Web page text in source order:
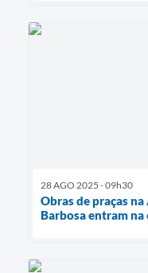
28 AGO 2025 - 09h30
Obras de praças
Barbosa entram na